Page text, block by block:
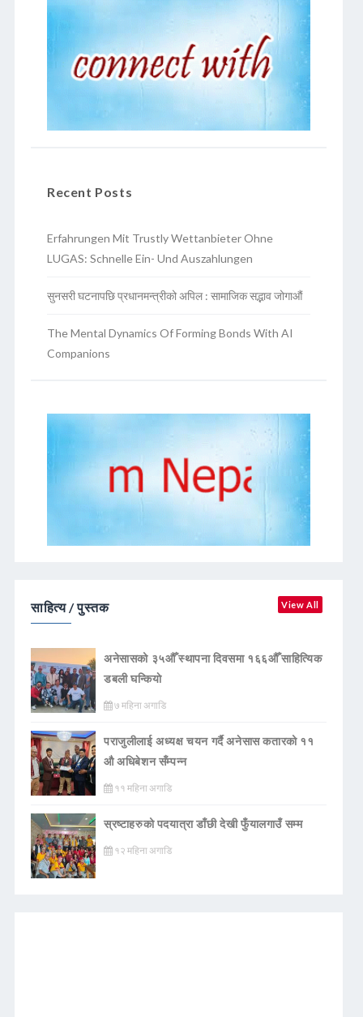
Recent Posts
Erfahrungen Mit Trustly Wettanbieter Ohne
LUGAS: Schnelle Ein- Und Auszahlungen
सुनसरी घटनापछि प्रधानमन्त्रीको अपिल : सामाजिक सद्भाव जोगाऔं
The Mental Dynamics Of Forming Bonds With AI
Companions
साहित्य / पुस्तक View All
अनेसासको ३५औँ स्थापना दिवसमा १६६औँ साहित्यिक
डबली घन्कियाे
७ महिना अगाडि
पराजुलीलाई अध्यक्ष चयन गर्दै अनेसास कतारको ११
औ अधिबेशन सँम्पन्न
११ महिना अगाडि
स्रष्टाहरुको पदयात्रा डाँछी देखी फुँयालगाउँ सम्म
१२ महिना अगाडि